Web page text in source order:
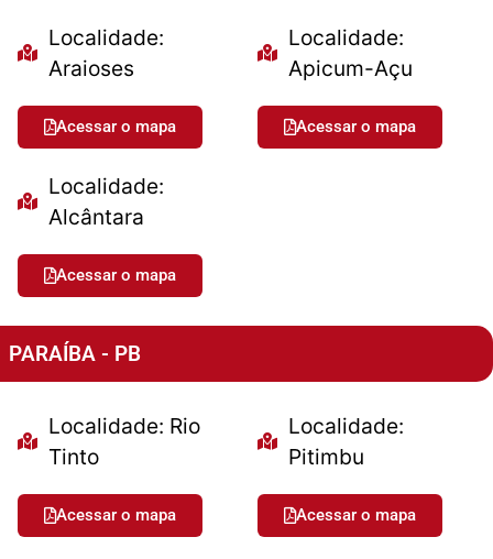
Localidade:
Araioses
Acessar o mapa
Localidade:
Apicum-Açu
Acessar o mapa
Localidade:
Alcântara
Acessar o mapa
PARAÍBA - PB
Localidade: Rio
Tinto
Acessar o mapa
Localidade:
Pitimbu
Acessar o mapa